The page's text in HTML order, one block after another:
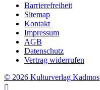
Barrierefreiheit
Sitemap
Kontakt
Impressum
AGB
Datenschutz
Vertrag widerrufen
© 2026 Kulturverlag Kadmos
